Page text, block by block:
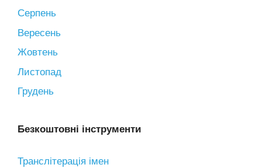
Серпень
Вересень
Жовтень
Листопад
Грудень
Безкоштовні інструменти
Транслітерація імен